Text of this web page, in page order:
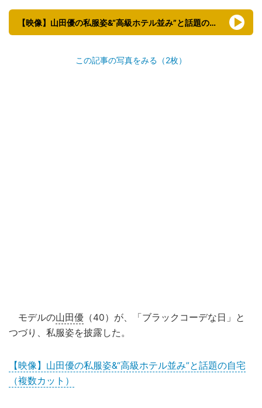
【映像】山田優の私服姿&“高級ホテル並み”と話題の自宅（複数カット）
この記事の写真をみる（2枚）
モデルの山田優 （40）が、「ブラックコーデな日」と
つづり、私服姿を披露した。
【映像】山田優の私服姿&“高級ホテル並み”と話題の自宅
（複数カット）